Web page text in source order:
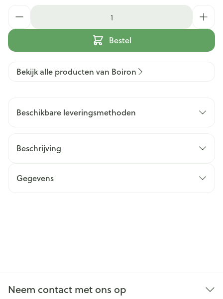
Bestel
Bekijk alle producten van Boiron
Beschikbare leveringsmethoden
Beschrijving
Gegevens
Neem contact met ons op